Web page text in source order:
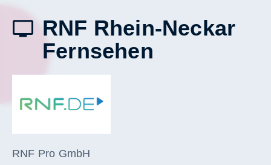
RNF Rhein-Neckar
Fernsehen
RNF Pro GmbH